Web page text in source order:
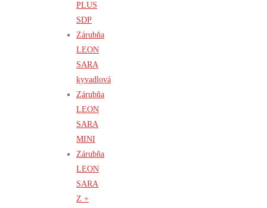
PLUS
SDP
Zárubňa
LEON
SARA
kyvadlová
Zárubňa
LEON
SARA
MINI
Zárubňa
LEON
SARA
Z +